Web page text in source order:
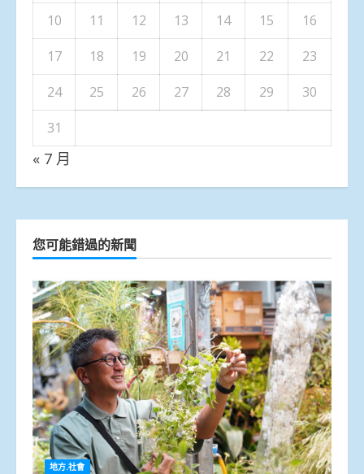
10 11 12 13 14 15
16
17
18 19 20 21 22
23
24
25 26 27 28 29
30
31
« 7 月
您可能錯過的新聞
地方.社會